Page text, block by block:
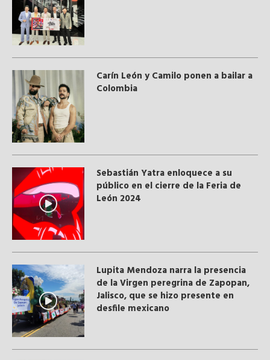
Carín León y Camilo ponen a bailar a
Colombia
Sebastián Yatra enloquece a su
público en el cierre de la Feria de
León 2024
Lupita Mendoza narra la presencia
de la Virgen peregrina de Zapopan,
Jalisco, que se hizo presente en
desfile mexicano